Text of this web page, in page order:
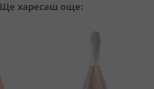
Ще харесаш още: